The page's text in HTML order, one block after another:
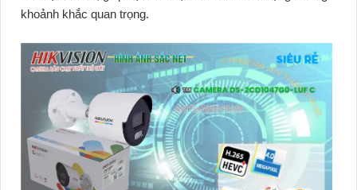
khoảnh khắc quan trọng.